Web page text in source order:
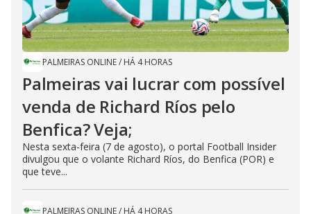
PALMEIRAS ONLINE/ HÁ 4 HORAS
Palmeiras vai lucrar com possível
venda de Richard Ríos pelo
Benfica? Veja;
Nesta sexta-feira (7 de agosto), o portal Football Insider
divulgou que o volante Richard Ríos, do Benfica (POR) e
que teve...
PALMEIRAS ONLINE/ HÁ 4 HORAS